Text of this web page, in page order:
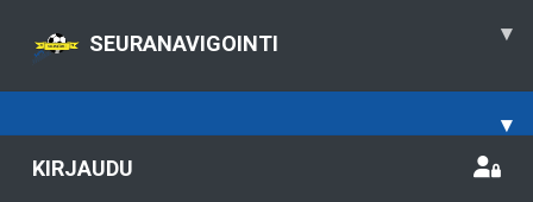
SEURANAVIGOINTI ▾
▾
KIRJAUDU